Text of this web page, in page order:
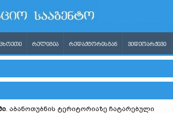
ᲠᲔᲚᲘᲒᲘᲐ ᲠᲔᲓᲐᲥᲢᲝᲠᲘᲡᲒᲐᲜ ᲕᲘᲓᲔᲝᲐᲠᲥᲘᲕᲘ
. აბანოთუბნის ტერიტორიაზე ჩატარებული